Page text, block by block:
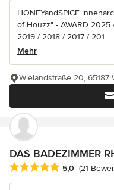
HONEYandSPICE
of Houzz" - AWARD
2019 / 2018 / 2017 / 201...
Mehr
Wielandstraße 20, 65187
DAS BADEZIMMER
Durchschnittliche
5,0 (21